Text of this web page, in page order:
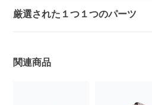
厳選された１つ１つのパーツ
関連商品